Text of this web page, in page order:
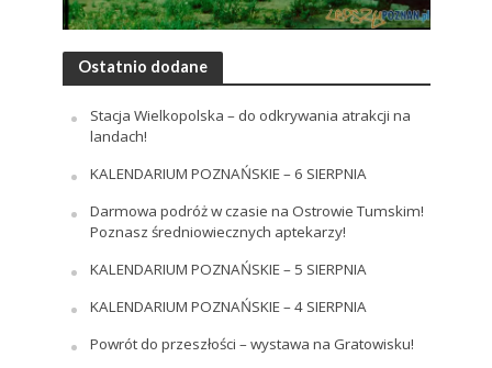
Ostatnio dodane
Stacja Wielkopolska – do odkrywania atrakcji na
landach!
KALENDARIUM POZNAŃSKIE – 6 SIERPNIA
Darmowa podróż w czasie na Ostrowie Tumskim!
Poznasz średniowiecznych aptekarzy!
KALENDARIUM POZNAŃSKIE – 5 SIERPNIA
KALENDARIUM POZNAŃSKIE – 4 SIERPNIA
Powrót do przeszłości – wystawa na Gratowisku!